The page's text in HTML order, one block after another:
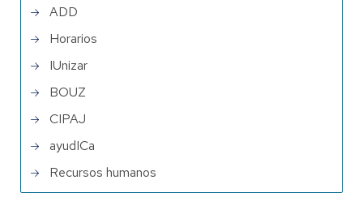
ADD
Horarios
IUnizar
BOUZ
CIPAJ
ayudICa
Recursos humanos